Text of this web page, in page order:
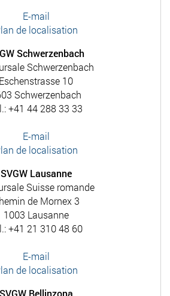
E-mail
de localisation
Schwerzenbach
Schwerzenbach
Eschenstrasse 10
Schwerzenbach
+41 44 288 33 33
E-mail
de localisation
SVGW Lausanne
Suisse romande
de Mornex 3
1003 Lausanne
+41 21 310 48 60
E-mail
de localisation